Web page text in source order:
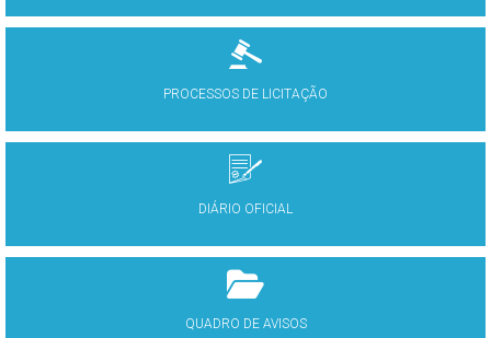
PROCESSOS DE LICITAÇÃO
DIÁRIO OFICIAL
QUADRO DE AVISOS